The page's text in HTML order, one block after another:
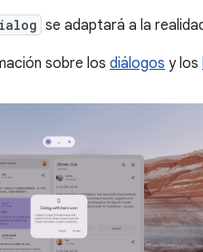
se adaptará a la
sobre los diálogos y los